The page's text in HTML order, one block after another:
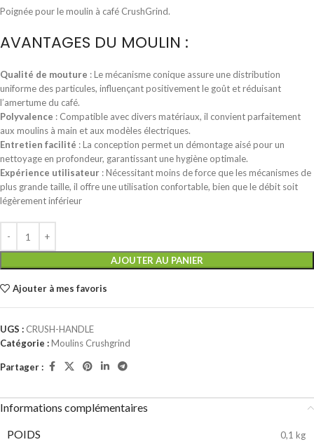
Poignée pour le moulin à café CrushGrind.
AVANTAGES DU MOULIN :
Qualité de mouture :Le mécanisme conique assure une distribution
uniforme des particules, influençant positivement le goût et réduisant
l’amertume du café.
Polyvalence : Compatible avec divers matériaux, il convient parfaitement
aux moulins à main et aux modèles électriques.
Entretien facilité :La conception permet un démontage aisé pour un
nettoyage en profondeur, garantissant une hygiène optimale.
Expérience utilisateur :Nécessitant moins de force que les mécanismes de
plus grande taille, il offre une utilisation confortable, bien que le débit soit
légèrement inférieur
AJOUTER AU PANIER
Ajouter à mes favoris
UGS : CRUSH-HANDLE
Catégorie :Moulins Crushgrind
Partager :
Informations complémentaires
POIDS
0,1 kg